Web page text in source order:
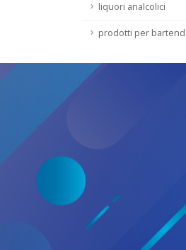
liquori analcolici
prodotti per